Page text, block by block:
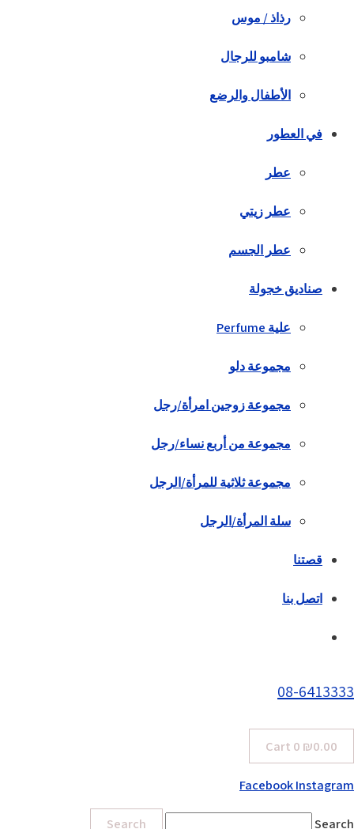
رذاذ / موس
شامبو للرجال
الأطفال والرضع
في العطور
عطر
عطر زيتي
عطر الجسم
صناديق خجولة
علية Perfume
مجموعة دلو
مجموعة زوجين امرأة/رجل
مجموعة من أربع نساء/رجل
مجموعة ثلاثية للمرأة/الرجل
سلة المرأة/الرجل
قصتنا
اتصل بنا
08-6413333
₪0.00
0
Cart
FacebookInstagram
Search
Search